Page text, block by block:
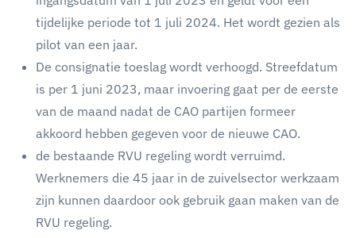
tijdelijke periode tot 1 juli 2024. Het wordt gezien als
pilot van een jaar.
De consignatie toeslag wordt verhoogd. Streefdatum
is per 1 juni 2023, maar invoering gaat per de eerste
van de maand nadat de CAO partijen formeer
akkoord hebben gegeven voor de nieuwe CAO.
de bestaande RVU regeling wordt verruimd.
Werknemers die 45 jaar in de zuivelsector werkzaam
zijn kunnen daardoor ook gebruik gaan maken van de
RVU regeling.